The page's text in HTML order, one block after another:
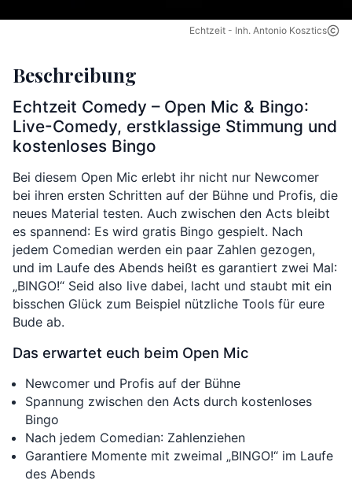
Echtzeit - Inh. Antonio Kosztics
Beschreibung
Echtzeit Comedy – Open Mic & Bingo:
Live-Comedy, erstklassige Stimmung und
kostenloses Bingo
Bei diesem Open Mic erlebt ihr nicht nur Newcomer
bei ihren ersten Schritten auf der Bühne und Profis, die
neues Material testen. Auch zwischen den Acts bleibt
es spannend: Es wird gratis Bingo gespielt. Nach
jedem Comedian werden ein paar Zahlen gezogen,
und im Laufe des Abends heißt es garantiert zwei Mal:
„BINGO!“ Seid also live dabei, lacht und staubt mit ein
bisschen Glück zum Beispiel nützliche Tools für eure
Bude ab.
Das erwartet euch beim Open Mic
Newcomer und Profis auf der Bühne
Spannung zwischen den Acts durch kostenloses
Bingo
Nach jedem Comedian: Zahlenziehen
Garantiere Momente mit zweimal „BINGO!“ im Laufe
des Abends